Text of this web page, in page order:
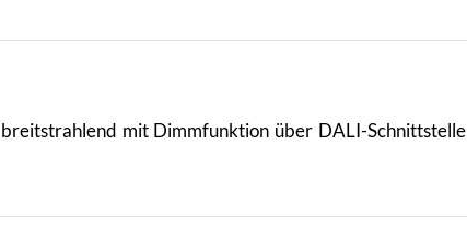
breitstrahlend mit Dimmfunktion über DALI-Schnittstelle